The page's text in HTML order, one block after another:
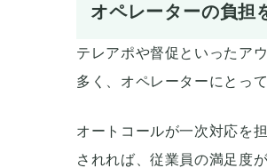
オペレーターの負担
テレアポや督促といったア
多く、オペレーターにとっ
オートコールが一次対応を
されれば、従業員の満足度